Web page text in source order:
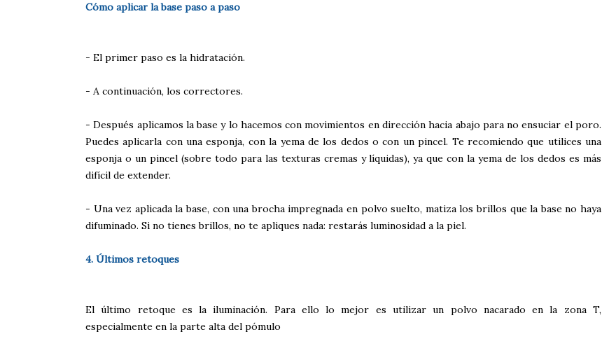
Cómo aplicar la base paso a paso
- El primer paso es la hidratación.
- A continuación, los correctores.
- Después aplicamos la base y lo hacemos con movimientos en dirección hacia abajo para no ensuciar el poro.
Puedes aplicarla con una esponja, con la yema de los dedos o con un pincel. Te recomiendo que utilices una
esponja o un pincel (sobre todo para las texturas cremas y líquidas), ya que con la yema de los dedos es más
difícil de extender.
- Una vez aplicada la base, con una brocha impregnada en polvo suelto, matiza los brillos que la base no haya
difuminado. Si no tienes brillos, no te apliques nada: restarás luminosidad a la piel.
4. Últimos retoques
El último retoque es la iluminación. Para ello lo mejor es utilizar un polvo nacarado en la zona T,
especialmente en la parte alta del pómulo